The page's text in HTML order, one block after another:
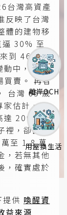
台灣高資產
反映了台灣
體的建物移
逼 30% 至
到 46.1兆
動中，就有
賣。 再者
台灣 65 歲
家估計，台
達 200 萬
裡，卻面臨
至 1.8 萬
，若無其他
，確實處於
供 喚醒資
益來源
離岸OCH
用屋換生活